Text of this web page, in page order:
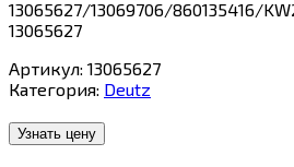
Артикул: 13065627
Категория: Deutz
Узнать цену